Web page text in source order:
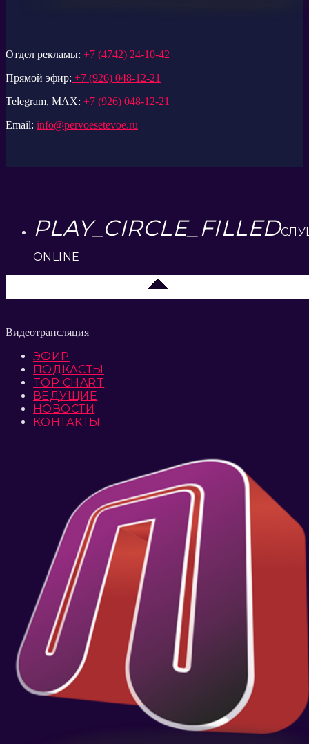
Отдел рекламы: +7 (4742) 24-10-42
Прямой эфир: +7 (926) 048-12-21
Telegram, MAX: +7 (926) 048-12-21
Email: info@pervoesetevoe.ru
PLAY_CIRCLE_FILLED
ONLINE
Видеотрансляция
ЭФИР
ПОДКАСТЫ
TOP CHART
ВЕДУЩИЕ
НОВОСТИ
КОНТАКТЫ